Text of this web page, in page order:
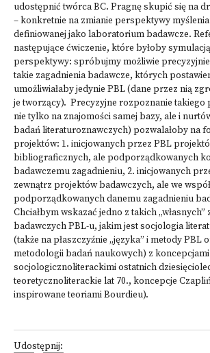
udostępnić twórca BC. Pragnę skupić się na
– konkretnie na zmianie perspektywy
definiowanej jako laboratorium badawcze.
następujące ćwiczenie, które byłoby
perspektywy: spróbujmy możliwie
takie zagadnienia badawcze, których
umożliwiałaby jedynie PBL (dane przez nią
je tworzący). Precyzyjne rozpoznanie takiego
nie tylko na znajomości samej bazy, ale i
badań literaturoznawczych) pozwalałoby na
projektów: 1. inicjowanych przez PBL
bibliograficznych, ale podporządkowanych
badawczemu zagadnieniu, 2. inicjowanych
zewnątrz projektów badawczych, ale we
podporządkowanych danemu zagadnieniu
Chciałbym wskazać jedno z takich „własnych”
badawczych PBL-u, jakim jest socjologia
(także na płaszczyźnie „języka” i metody PBL
metodologii badań naukowych) z koncepcjami
socjologicznoliterackimi ostatnich
teoretycznoliterackie lat 70., koncepcje
inspirowane teoriami Bourdieu).
Udostępnij: